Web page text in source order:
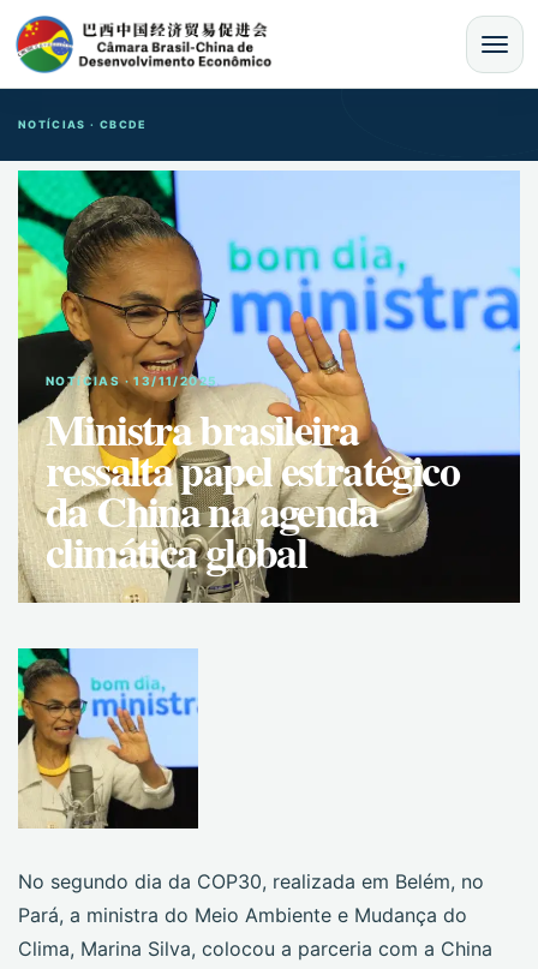
MENU
NOTÍCIAS · CBCDE
NOTíCIAS · 13/11/2025
Ministra brasileira
ressalta papel estratégico
da China na agenda
climática global
No segundo dia da COP30, realizada em Belém, no
Pará, a ministra do Meio Ambiente e Mudança do
Clima, Marina Silva, colocou a parceria com a China